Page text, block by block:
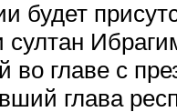
будет
во главе с
глава